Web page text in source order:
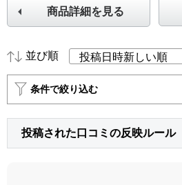
商品詳細を見る
並び順
条件で絞り込む
投稿された口コミの反映ルール